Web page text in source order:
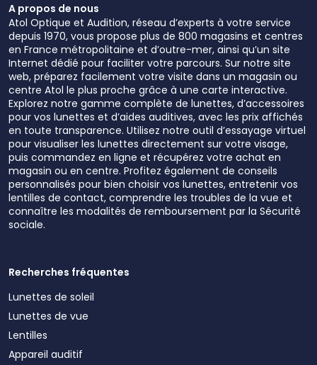
A propos de nous
Atol Optique et Audition, réseau d’experts à votre service
depuis 1970, vous propose plus de 800 magasins et centres
en France métropolitaine et d’outre-mer, ainsi qu’un site
Internet dédié pour faciliter votre parcours. Sur notre site
web, préparez facilement votre visite dans un magasin ou
centre Atol le plus proche grâce à une carte interactive.
Explorez notre gamme complète de lunettes, d’accessoires
pour vos lunettes et d’aides auditives, avec les prix affichés
en toute transparence. Utilisez notre outil d’essayage virtuel
pour visualiser les lunettes directement sur votre visage,
puis commandez en ligne et récupérez votre achat en
magasin ou en centre. Profitez également de conseils
personnalisés pour bien choisir vos lunettes, entretenir vos
lentilles de contact, comprendre les troubles de la vue et
connaître les modalités de remboursement par la Sécurité
sociale.
Recherches fréquentes
Lunettes de soleil
Lunettes de vue
Lentilles
Appareil auditif